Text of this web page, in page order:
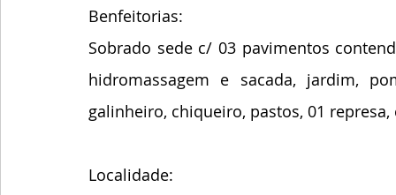
Benfeitorias:
Sobrado sede c/ 03 pavimentos
hidromassagem e sacada, jardim,
galinheiro, chiqueiro, pastos, 01
Localidade: